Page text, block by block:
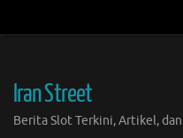
Iran Street
Berita Slot Terkini, Artikel,